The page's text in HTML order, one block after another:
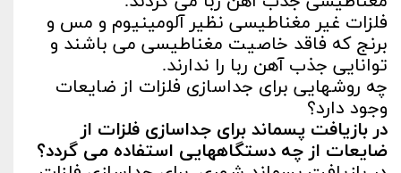
فلزات غیر مغناطیسی نظیر آلومینیوم و مس و
برنج که فاقد خاصیت مغناطیسی می باشند و
توانایی جذب آهن ربا را ندارند.
چه روشهایی برای جداسازی فلزات از ضایعات
وجود دارد؟
در بازیافت پسماند برای جداسازی فلزات از
ضایعات از چه دستگاههایی استفاده می گردد؟